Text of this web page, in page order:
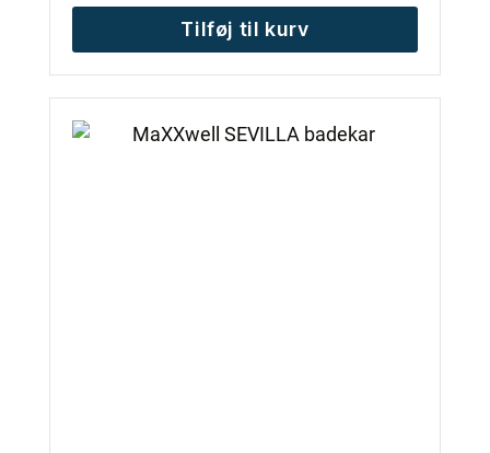
12.900,00 kr..
3.900,00 kr..
Tilføj til kurv
Dette